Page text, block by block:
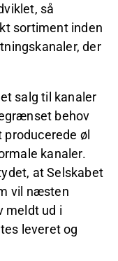
så
sortiment inden
der
salg til kanaler
behov
producerede øl
kanaler.
at Selskabet
vil næsten
meldt ud i
leveret og